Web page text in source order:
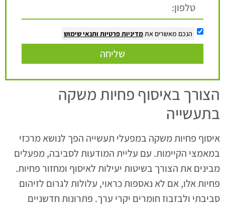
הנכם מאשרים את מדיניות פרטיות ותנאי שימוש
שליחה
הצורך באיסוף פחיות משקה
בתעשייה
איסוף פחיות משקה במפעלי תעשייה הפך לנושא מרכזי
במאמצי הקיימות. עם עליית המודעות לסביבה, מפעלים
מבינים את הצורך בשיטות יעילות לאיסוף ומחזור פחיות.
פחיות אלו, אם לא נאספות כראוי, עלולות לגרום לזיהום
סביבתי ולבזבוז חומרים יקרי ערך. פתרונות חדשניים